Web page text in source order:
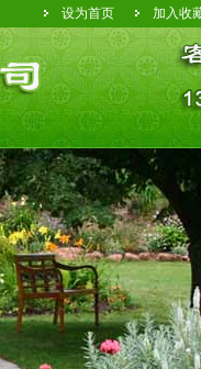
设为首页 加入收